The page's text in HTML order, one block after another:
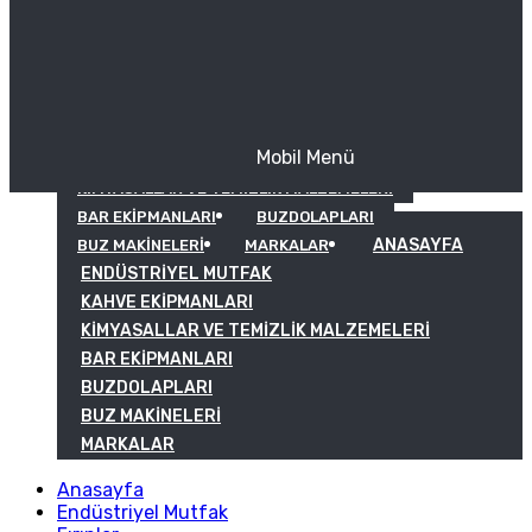
KIMYASALLAR VE TEMIZLIK MALZEMELERI
BAR EKIPMANLARI
BUZDOLAPLARI
BUZ MAKINELERI
MARKALAR
Mobil Menü
ANASAYFA
ENDÜSTRIYEL MUTFAK
KAHVE EKIPMANLARI
KIMYASALLAR VE TEMIZLIK MALZEMELERI
BAR EKIPMANLARI
BUZDOLAPLARI
BUZ MAKINELERI
MARKALAR
Anasayfa
Endüstriyel Mutfak